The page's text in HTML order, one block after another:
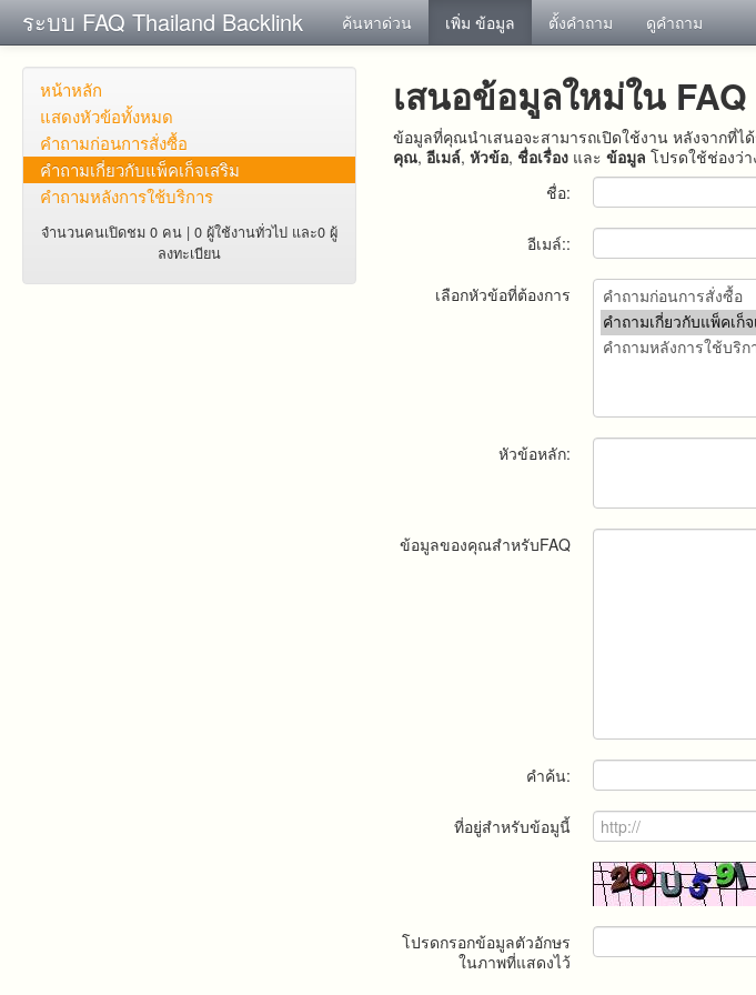
ระบบ FAQ Thailand Backlink ค้นหาด่วน เพิ่ม ข้อมูล ตั้งคำถาม ดูคำถาม
หน้าหลัก
แสดงหัวข้อทั้งหมด
คำถาม​ก่อน​การ​สั่งซื้อ​
คำถาม​เกี่ยว​กับ​แพ็คเก็จ​เสริม
คำถามหลังการใช้บริการ
จำนวนคนเปิดชม 0 คน | 0 ผู้ใช้งานทั่วไป และ0 ผู้
ลงทะเบียน
เสนอข้อมูลใหม่ใน FAQ
ข้อมูลที่คุณนำเสนอจะสามารถเปิดใช้งาน หลังจากที่ไ
คุณ,อีเมล์,หัวข้อ, ชื่อเรื่อง และข้อมูล โปรดใช้ช่องว่
ชื่อ:
อีเมล์::
เลือกหัวข้อที่ต้องการ
หัวข้อหลัก:
ข้อมูลของคุณสำหรับFAQ
คำค้น:
ที่อยู่สำหรับข้อมูนี้
โปรดกรอกข้อมูลตัวอักษร
ในภาพที่แสดงไว้